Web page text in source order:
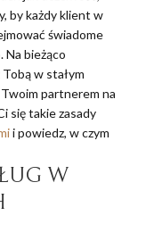
by każdy klient w
świadome
Na bieżąco
w stałym
partnerem na
się takie zasady
i powiedz, w czym
W